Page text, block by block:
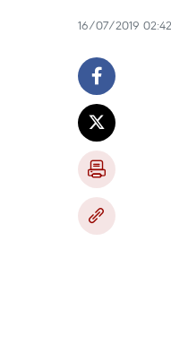
16/07/2019 02:42